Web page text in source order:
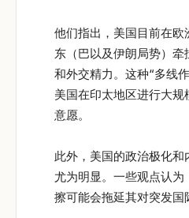
他们指出，美国目前在欧
东（巴以及伊朗局势）
和外交精力。这种“多线
美国在印太地区进行大
意愿。
此外，美国的政治极化
尤为明显。一些观点认
擦可能会拖延其对突发国